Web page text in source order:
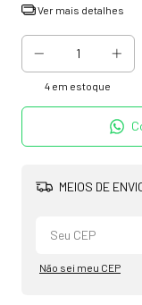
Ver mais detalhes
4 em estoque
MEIOS DE
Não sei meu CEP